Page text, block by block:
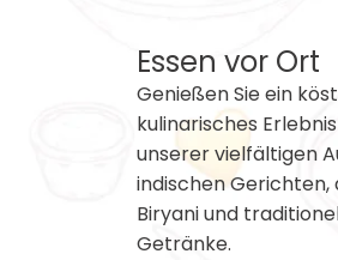
Essen vor Ort
Genießen Sie ein
kulinarisches
unserer vielfältigen
indischen
Biryani und
Getränke.